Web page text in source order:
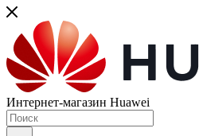
Интернет-магазин Huawei